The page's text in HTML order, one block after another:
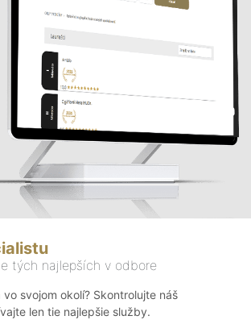
tých najlepších v odbore
svojom okolí? Skontrolujte náš
len tie najlepšie služby.